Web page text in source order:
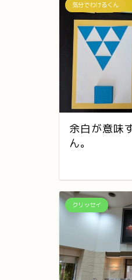
気分でわけるくん
余白が意味
ん。
クリッセイ